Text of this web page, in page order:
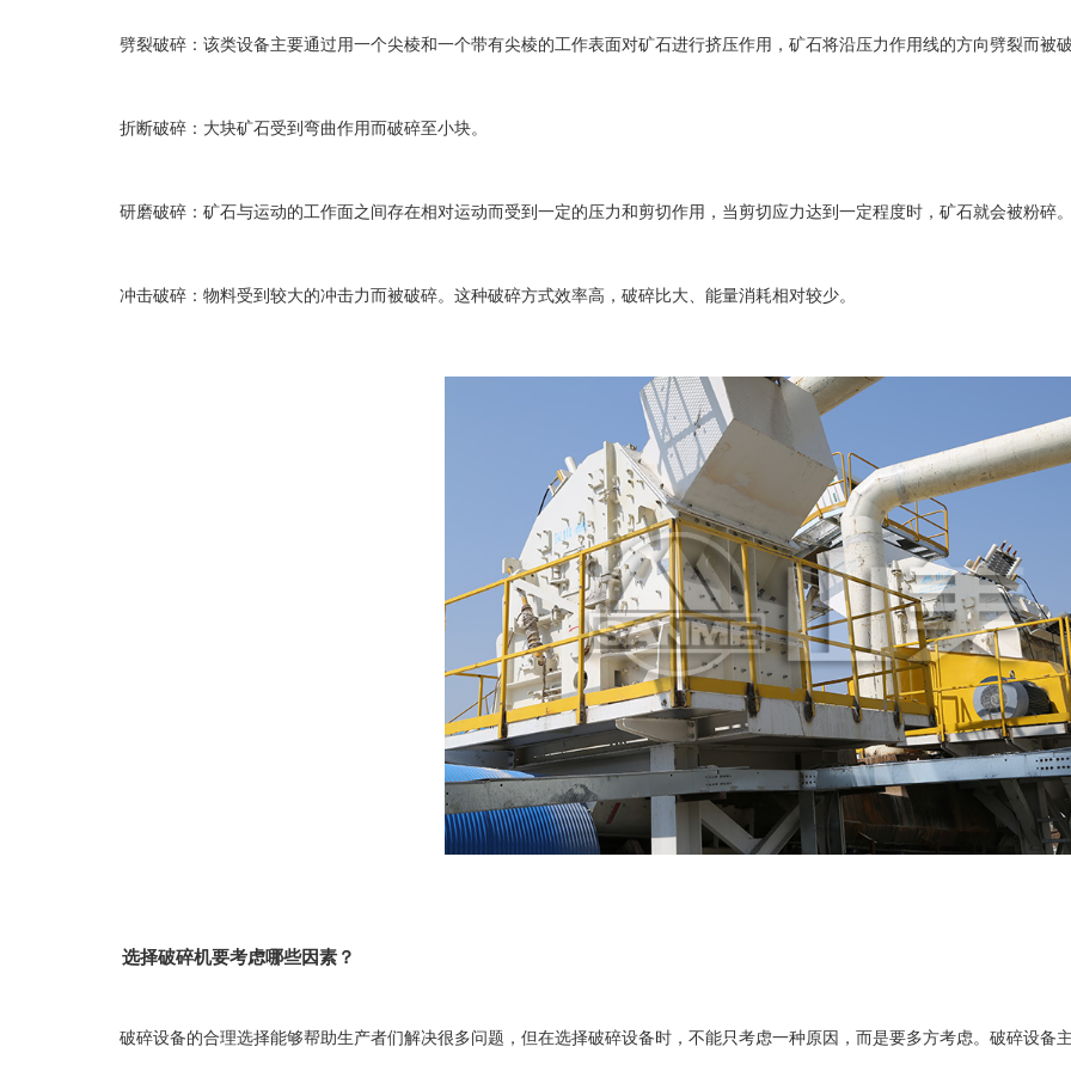
劈裂破碎：该类设备主要通过用一个尖棱和一个带有尖棱的工作表面对矿石进行挤压作用，矿石将沿压力作用线的方向劈裂而被
折断破碎：大块矿石受到弯曲作用而破碎至小块。
研磨破碎：矿石与运动的工作面之间存在相对运动而受到一定的压力和剪切作用，当剪切应力达到一定程度时，矿石就会被粉碎
冲击破碎：物料受到较大的冲击力而被破碎。这种破碎方式效率高，破碎比大、能量消耗相对较少。
选择破碎机要考虑哪些因素？
破碎设备的合理选择能够帮助生产者们解决很多问题，但在选择破碎设备时，不能只考虑一种原因，而是要多方考虑。破碎设备